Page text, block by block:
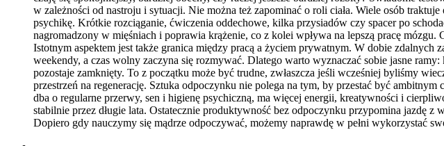
w zależności od nastroju i sytuacji. Nie można też zapominać o roli ciała. Wiele osób
psychikę. Krótkie rozciąganie, ćwiczenia oddechowe, kilka przysiadów czy spacer po
nagromadzony w mięśniach i poprawia krążenie, co z kolei wpływa na lepszą pracę
Istotnym aspektem jest także granica między pracą a życiem prywatnym. W dobie
weekendy, a czas wolny zaczyna się rozmywać. Dlatego warto wyznaczać sobie jasne
pozostaje zamknięty. To z początku może być trudne, zwłaszcza jeśli wcześniej byliśmy
przestrzeń na regenerację. Sztuka odpoczynku nie polega na tym, by przestać być
dba o regularne przerwy, sen i higienę psychiczną, ma więcej energii, kreatywności i
stabilnie przez długie lata. Ostatecznie produktywność bez odpoczynku przypomina jazdę
Dopiero gdy nauczymy się mądrze odpoczywać, możemy naprawdę w pełni wykorzystać